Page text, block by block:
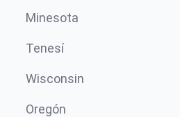
Minesota
Tenesí
Wisconsin
Oregón